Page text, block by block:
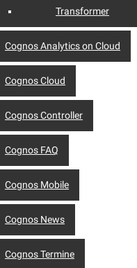
Transformer
Cognos Analytics on Cloud
Cognos Cloud
Cognos Controller
Cognos FAQ
Cognos Mobile
Cognos News
Cognos Termine